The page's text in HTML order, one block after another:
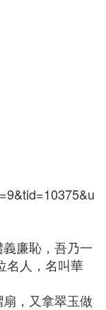
廉恥，吾乃一
名人，名叫華
，又拿翠玉做